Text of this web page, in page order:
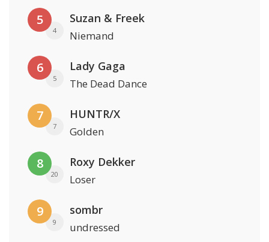
5
4
Suzan & Freek
Niemand
6
5
Lady Gaga
The Dead Dance
7
7
HUNTR/X
Golden
8
20
Roxy Dekker
Loser
9
9
sombr
undressed